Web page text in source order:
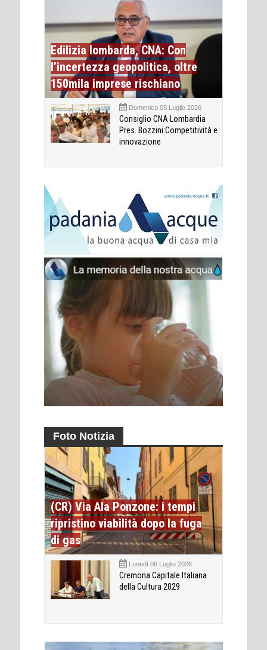
Edilizia lombarda, CNA: Con
l’incertezza geopolitica, oltre
150mila imprese rischiano
Domenica 05 Luglio 2026
Consiglio CNA Lombardia
Pres. Bozzini:Competitività e
innovazione
Foto Notizia
(CR) Via Ala Ponzone: i tempi
ripristino viabilità dopo la fuga
di gas
Lunedì 06 Luglio 2026
Cremona Capitale Italiana
della Cultura 2029